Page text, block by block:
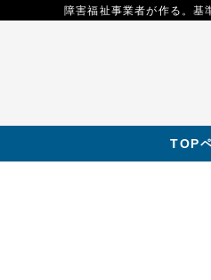
障害福祉事業者が作る。基
TOP